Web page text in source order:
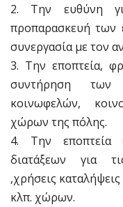
2. Την ευθύνη
προπαρασκευή
συνεργασία με τον
3. Την εποπτεία,
συντήρηση
κοινωφελών,
χώρων της πόλης.
4. Την εποπτεία
διατάξεων για
,χρήσεις
κλπ. χώρων.